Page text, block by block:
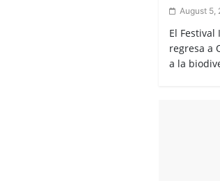
August 5,
El
regresa a
a la